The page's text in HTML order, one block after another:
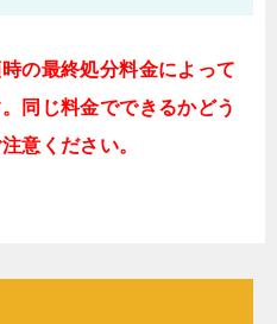
の最終処分料金によって
同じ料金でできるかどう
意ください。